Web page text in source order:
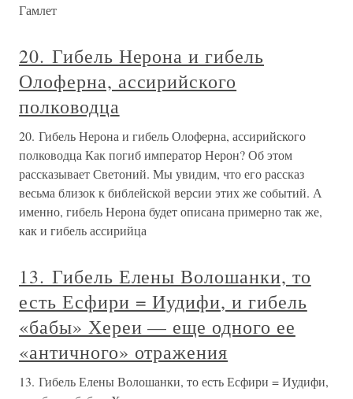
Гамлет
20. Гибель Нерона и гибель
Олоферна, ассирийского
полководца
20. Гибель Нерона и гибель Олоферна, ассирийского
полководца Как погиб император Нерон? Об этом
рассказывает Светоний. Мы увидим, что его рассказ
весьма близок к библейской версии этих же событий. А
именно, гибель Нерона будет описана примерно так же,
как и гибель ассирийца
13. Гибель Елены Волошанки, то
есть Есфири = Иудифи, и гибель
«бабы» Хереи — еще одного ее
«античного» отражения
13. Гибель Елены Волошанки, то есть Есфири = Иудифи,